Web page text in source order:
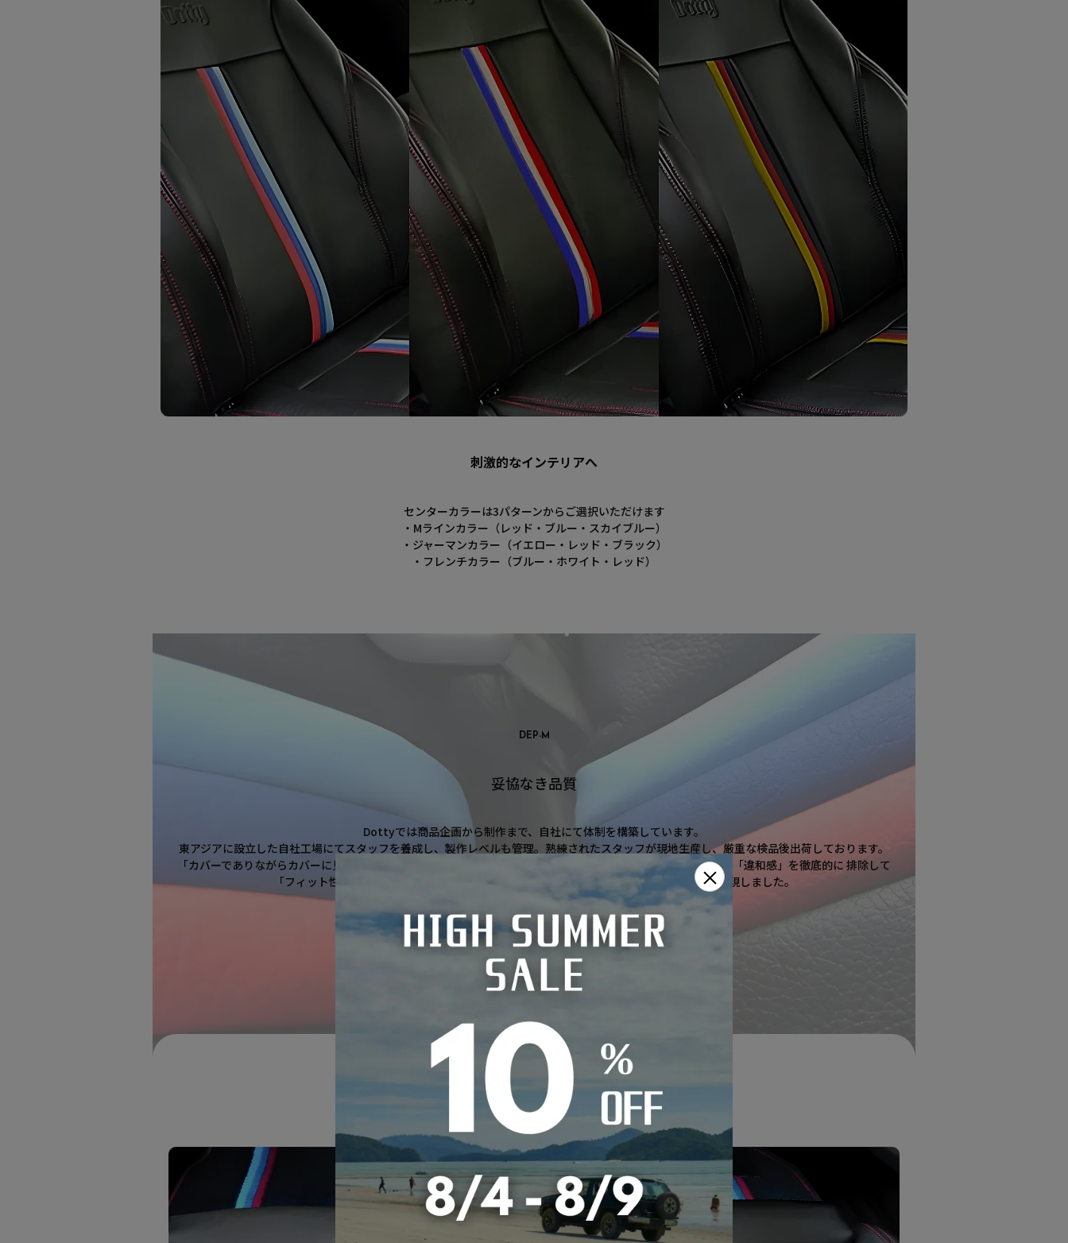
刺激的なインテリアへ
センターカラーは3パターンからご選択いただけます
・Mラインカラー（レッド・ブルー・スカイブルー）
・ジャーマンカラー（イエロー・レッド・ブラック）
・フレンチカラー（ブルー・ホワイト・レッド）
DEP-M
妥協なき品質
Dottyでは商品企画から制作まで、自社にて体制を構築しています。
東アジアに設立した自社工場にてスタッフを養成し、製作レベルも管理。熟練されたスタッフが現地生産し、厳重な検品後出荷しております。
「カバーでありながらカバーに見えない」をコンセプトに、これまでのシートカバーにありがちな「たるみ」や「違和感」を徹底的に 排除して
「フィット性」「素材」にこだわり、「純正シートに見えるシートカバー」の商品開発を実現しました。
メーカー・車種を選択する
シート中央に圧倒的な存在感を
魅せる3色ライン
×